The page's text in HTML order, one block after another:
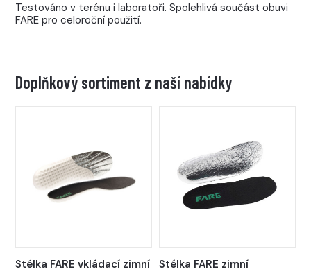
Testováno v terénu i laboratoři. Spolehlivá součást obuvi
FARE pro celoroční použití.
Doplňkový sortiment z naší nabídky
Stélka FARE vkládací zimní Stélka FARE zimní